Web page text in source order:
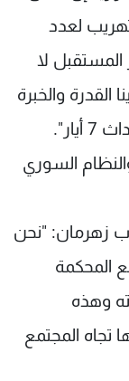
لعدد
لا
القدرة والخبرة
على حمل السلاح لكنا استعملناه في أحداث 7 أيار".
السوري
زهرمان: "نحن
المحكمة
وهذه
تجاه المجتمع